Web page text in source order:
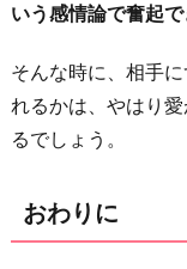
いう感情論で奮起
そんな時に、相手
れるかは、やはり
るでしょう。
おわりに